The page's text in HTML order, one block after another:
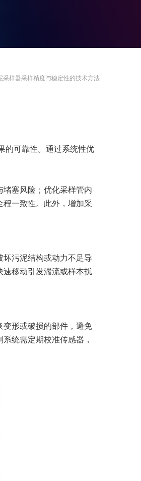
采样器采样精度与稳定性的技术方法
的可靠性。通过系统性优
塞风险；优化采样管内
程一致性。此外，增加采
污泥结构或动力不足导
速移动引发湍流或样本扰
形或破损的部件，避免
统需定期校准传感器，